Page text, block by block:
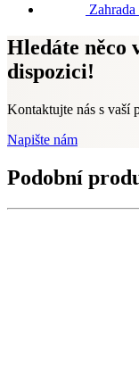
Zahrada
Hledáte něco
dispozici!
Kontaktujte nás s vaší
Napište nám
Podobní